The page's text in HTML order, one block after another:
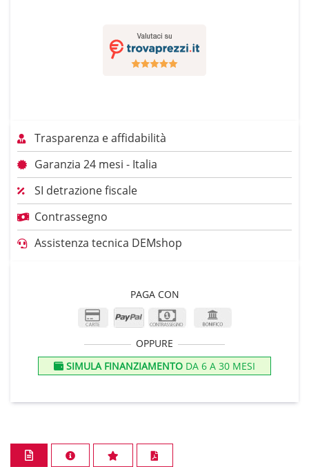
Trasparenza e affidabilità
Garanzia 24 mesi - Italia
SI detrazione fiscale
Contrassegno
Assistenza tecnica DEMshop
PAGA CON
OPPURE
SIMULA FINANZIAMENTO DA 6 A 30 MESI